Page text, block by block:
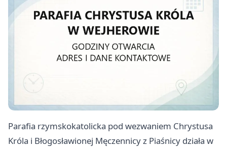
Parafia rzymskokatolicka pod wezwaniem Chrystusa
Króla i Błogosławionej Męczennicy z Piaśnicy działa w